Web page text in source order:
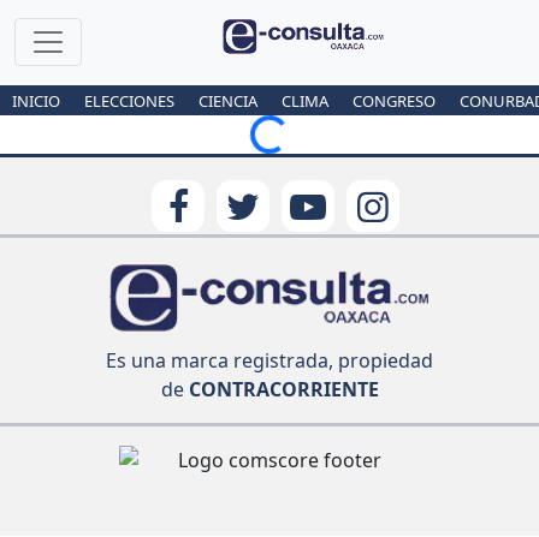
INICIO ELECCIONES CIENCIA CLIMA CONGRESO
Loading...
Es una marca registrada, propiedad
deCONTRACORRIENTE